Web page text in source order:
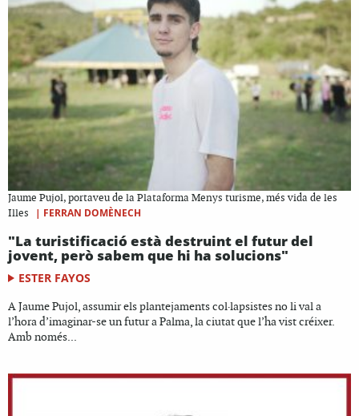
Jaume Pujol, portaveu de la Plataforma Menys turisme, més vida de les
Illes
| FERRAN DOMÈNECH
"La turistificació està destruint el futur del
jovent, però sabem que hi ha solucions"
ESTER FAYOS
A Jaume Pujol, assumir els plantejaments col·lapsistes no li val a
l’hora d’imaginar-se un futur a Palma, la ciutat que l’ha vist créixer.
Amb només...